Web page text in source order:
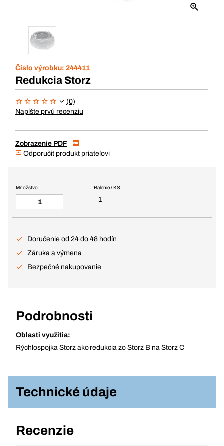
Číslo výrobku: 244411
Redukcia Storz
(0)
Napíšte prvú recenziu
Zobrazenie PDF
Odporučiť produkt priateľovi
Balenie / KS
1
Množstvo
Doručenie od 24 do 48 hodín
Záruka a výmena
Bezpečné nakupovanie
Podrobnosti
Oblasti využitia:
Rýchlospojka Storz ako redukcia zo Storz B na Storz C
Technické údaje
Recenzie